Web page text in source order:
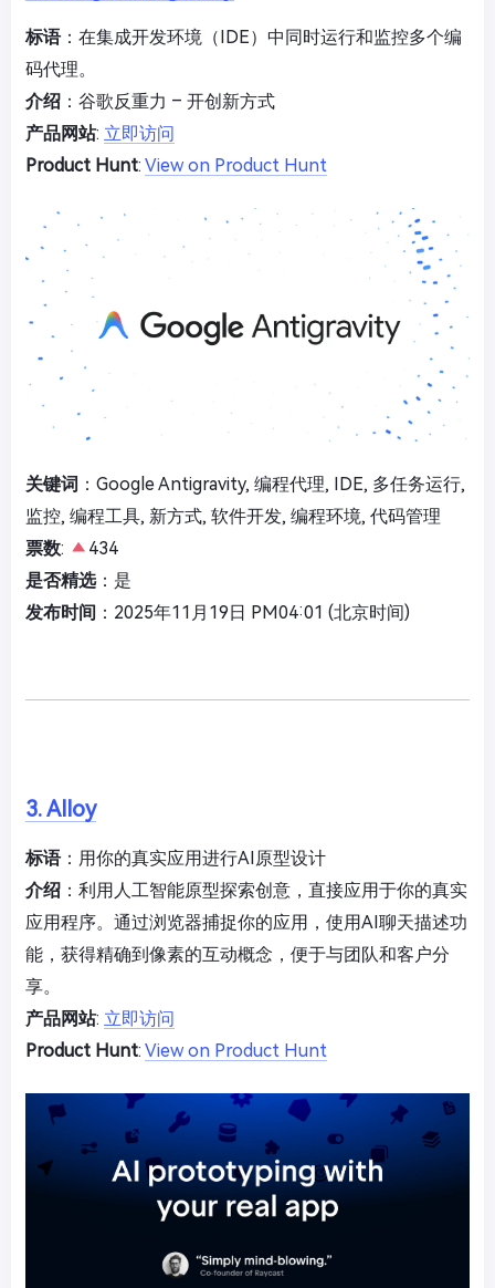
标语：在集成开发环境（IDE）中同时运行和监控多个编
码代理。
介绍 ：谷歌反重力 – 开创新方式
产品网站: 立即访问
Product Hunt: View on Product Hunt
关键词 ：Google Antigravity, 编程代理, IDE, 多任务运行,
监控, 编程工具, 新方式, 软件开发, 编程环境, 代码管理
票数:
434
是否精选：是
发布时间 ：2025年11月19日 PM04:01 (北京时间)
3. Alloy
标语：用你的真实应用进行AI原型设计
介绍 ：利用人工智能原型探索创意，直接应用于你的真实
应用程序。通过浏览器捕捉你的应用，使用AI聊天描述功
能，获得精确到像素的互动概念，便于与团队和客户分
享。
产品网站: 立即访问
Product Hunt: View on Product Hunt